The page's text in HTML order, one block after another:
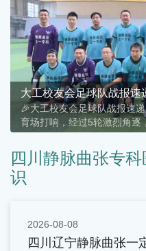
大工校友会足球队战报速
🎉大工校友会足球队战报速
育场打响，经过5轮激烈角逐
脉曲张专科”战袍，以4胜1
绩
四川静脉曲张专科
识
2026-08-08
四川辽宁静脉曲张一